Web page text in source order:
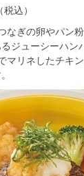
込）
なぎの卵やパン
ジューシーハン
マリネしたチキ